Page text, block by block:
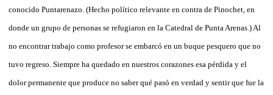
conocido Puntarenazo. (Hecho político relevante en contra de Pinochet, en
donde un grupo de personas se refugiaron en la Catedral de Punta Arenas.) Al
no encontrar trabajo como profesor se embarcó en un buque pesquero que no
tuvo regreso. Siempre ha quedado en nuestros corazones esa pérdida y el
dolor permanente que produce no saber qué pasó en verdad y sentir que fue la